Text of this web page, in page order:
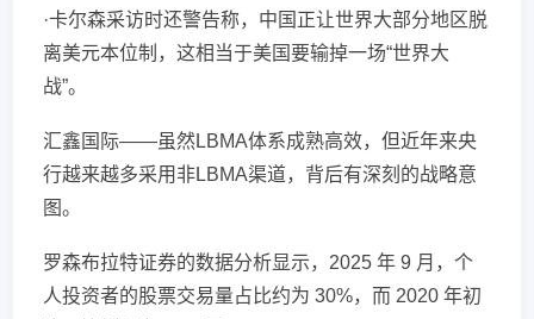
·卡尔森采访时还警告称，中国正让世界大部分地区脱
离美元本位制，这相当于美国要输掉一场“世界大
战”。
汇鑫国际——虽然LBMA体系成熟高效，但近年来央
行越来越多采用非LBMA渠道，背后有深刻的战略意
图。
罗森布拉特证券的数据分析显示，2025 年 9 月，个
人投资者的股票交易量占比约为 30%，而 2020 年初